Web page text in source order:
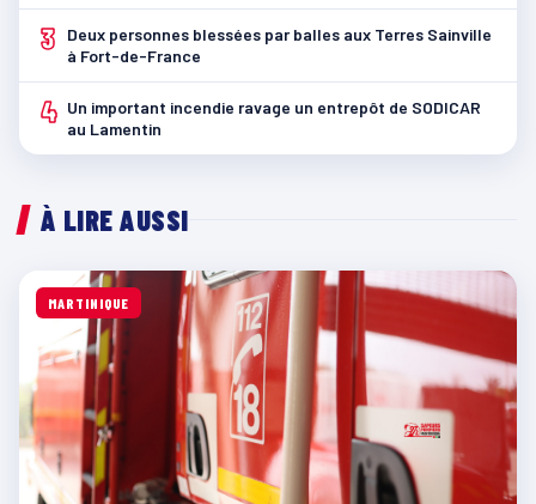
3
Deux personnes blessées par balles aux Terres Sainville
à Fort-de-France
4 Un important incendie ravage un entrepôt de SODICAR
au Lamentin
À LIRE AUSSI
MARTINIQUE